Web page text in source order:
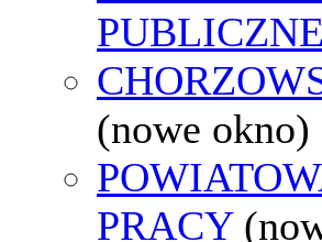
(nowe okno)
PRACY